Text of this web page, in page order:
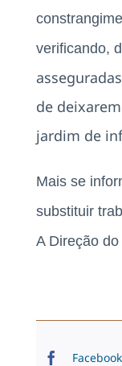
verificando,
de
jardim de
Mais se
substituir
A Direção
Facebook